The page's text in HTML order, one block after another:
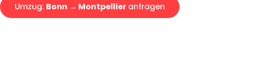
Umzug: Bonn → Montpellier anfragen